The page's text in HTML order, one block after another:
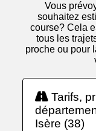
Vous
souhaitez
course? Cela
tous les
proche ou pour
Tarifs,
Isère (38)